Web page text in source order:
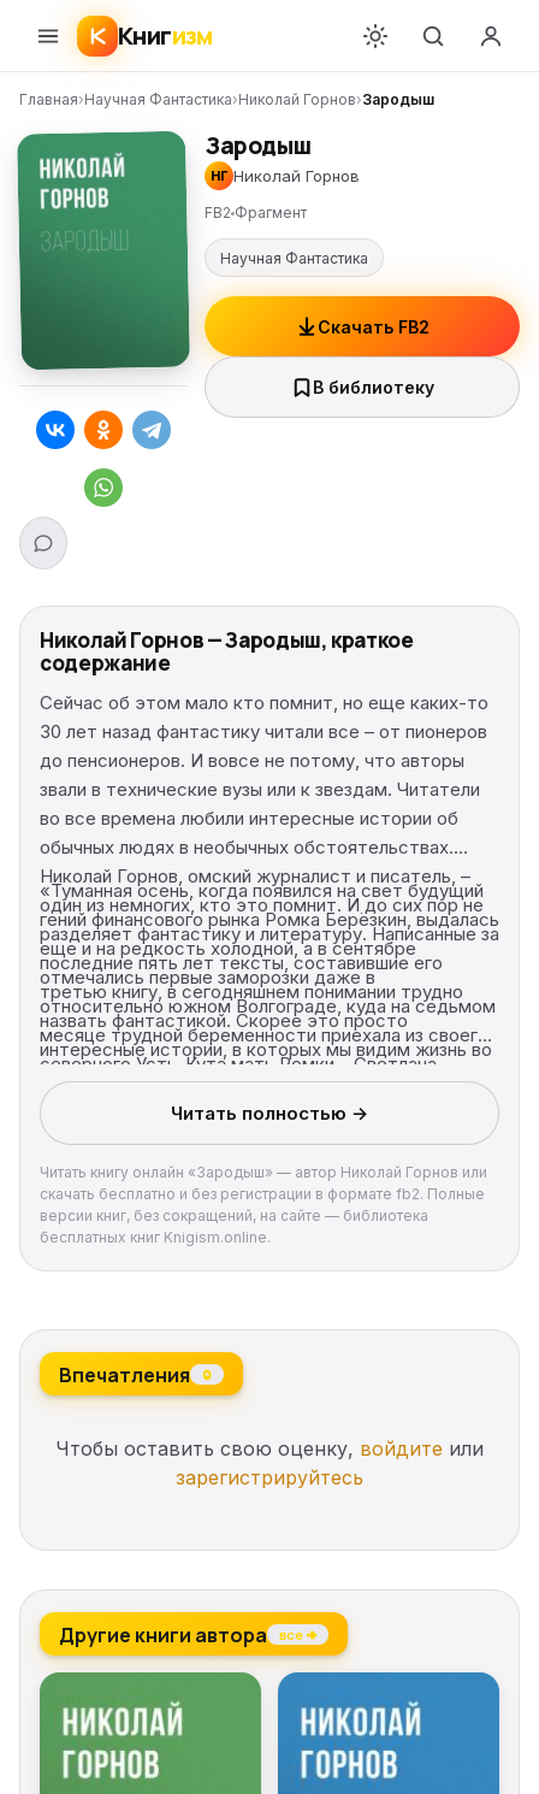
Книгизм
Главная›Научная Фантастика›Николай Горнов›Зародыш
Зародыш
НГ Николай Горнов
FB2 Фрагмент
Научная Фантастика
Скачать FB2
В библиотеку
Николай Горнов — Зародыш, краткое
содержание
Сейчас об этом мало кто помнит, но еще каких-то
30 лет назад фантастику читали все – от пионеров
до пенсионеров. И вовсе не потому, что авторы
звали в технические вузы или к звездам. Читатели
во все времена любили интересные истории об
обычных людях в необычных обстоятельствах.
Николай Горнов, омский журналист и писатель, –
один из немногих, кто это помнит. И до сих пор не
разделяет фантастику и литературу. Написанные за
последние пять лет тексты, составившие его
третью книгу, в сегодняшнем понимании трудно
назвать фантастикой. Скорее это просто
интересные истории, в которых мы видим жизнь во
всем ее фантастическом многообразии. Он пишет о
том, что с нами происходит сегодня и, вполне
возможно, произойдет завтра. Если мы не
попытаемся изменить свою жизнь, конечно…
«Туманная осень, когда появился на свет будущий
гений финансового рынка Ромка Берёзкин, выдалась
еще и на редкость холодной, а в сентябре
отмечались первые заморозки даже в
относительно южном Волгограде, куда на седьмом
месяце трудной беременности приехала из своего
северного Усть-Кута мать Ромки – Светлана
Берёзкина. Знала бы Светлана, что на поддержку
волгоградской родни ей рассчитывать не имеет
смысла, может, и не трогалась бы с места…»
Читать полностью →
Читать книгу онлайн «Зародыш» — автор Николай Горнов или
скачать бесплатно и без регистрации в формате fb2. Полные
версии книг, без сокращений, на сайте — библиотека
бесплатных книг Knigism.online.
Впечатления 0
Чтобы оставить свою оценку, войдите или
зарегистрируйтесь
Другие книги автора все →